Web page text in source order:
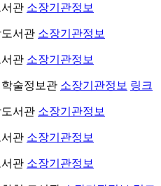
관 소장기관정보
서관 소장기관정보
관 소장기관정보
술정보관 소장기관정보 링크
서관 소장기관정보
관 소장기관정보
관 소장기관정보